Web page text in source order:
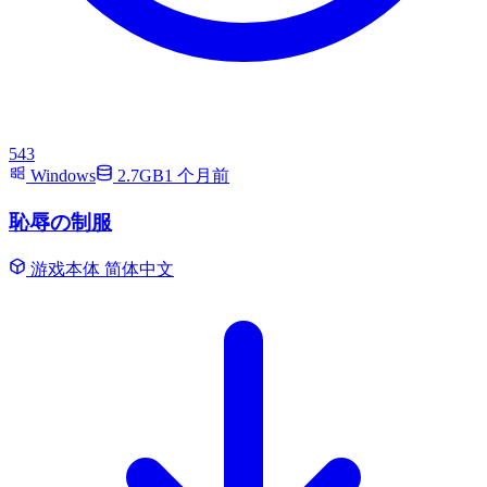
543
Windows
2.7GB1 个月前
恥辱の制服
游戏本体 简体中文